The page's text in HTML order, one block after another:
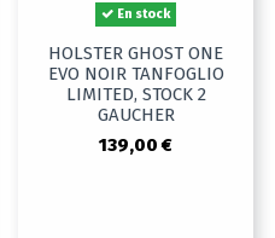
En stock
HOLSTER GHOST ONE
EVO NOIR TANFOGLIO
LIMITED, STOCK 2
GAUCHER
139,00 €